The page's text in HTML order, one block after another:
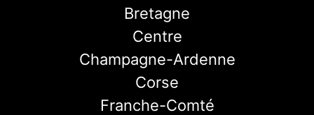
Bretagne
Centre
Champagne-Ardenne
Corse
Franche-Comté